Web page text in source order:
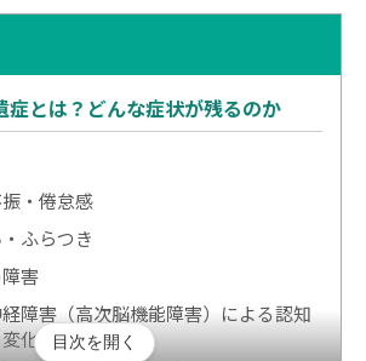
症とは？どんな症状が残るのか
・倦怠感
ふらつき
害
障害（高次脳機能障害）による認知
化
目次を開く